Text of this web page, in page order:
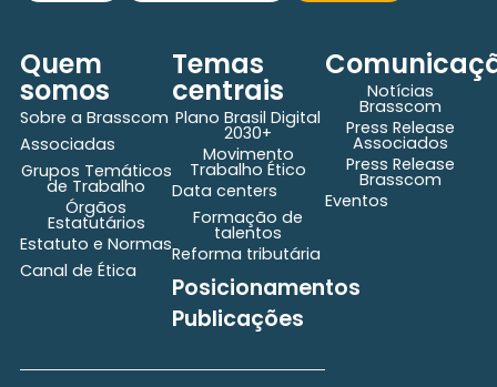
Quem
somos
Sobre a Brasscom
Associadas
Grupos Temáticos
de Trabalho
Órgãos
Estatutários
Estatuto e Normas
Canal de Ética
Temas
centrais
Plano Brasil Digital
2030+
Movimento
Trabalho Ético
Data centers
Formação de
talentos
Reforma tributária
Posicionamentos
Publicações
Notícias
Brasscom
Press Release
Associados
Press Release
Brasscom
Eventos